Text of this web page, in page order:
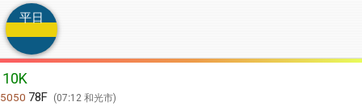
平日
10K
5050 78F 07:12 和光市